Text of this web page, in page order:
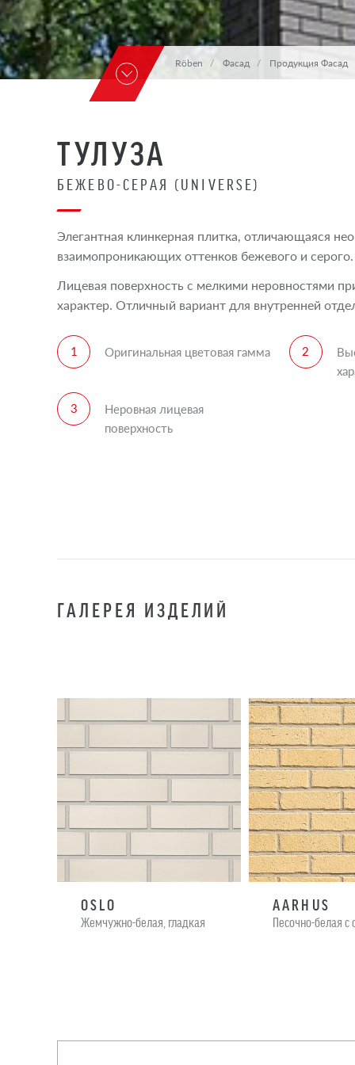
Röben Фасад Продукция Фасад
ТУЛУЗА
БЕЖЕВО-СЕРАЯ (UNIVERSE)
Элегантная клинкерная плитка, отличающаяся
взаимопроникающих оттенков бежевого и
Лицевая поверхность с мелкими неровностями
характер. Отличный вариант для внутренней
Оригинальная цветовая гамма
Неровная лицевая
поверхность
ГАЛЕРЕЯ ИЗДЕЛИЙ
OSLO
Жемчужно-белая, гладкая
AARHUS
Песочно-белая с